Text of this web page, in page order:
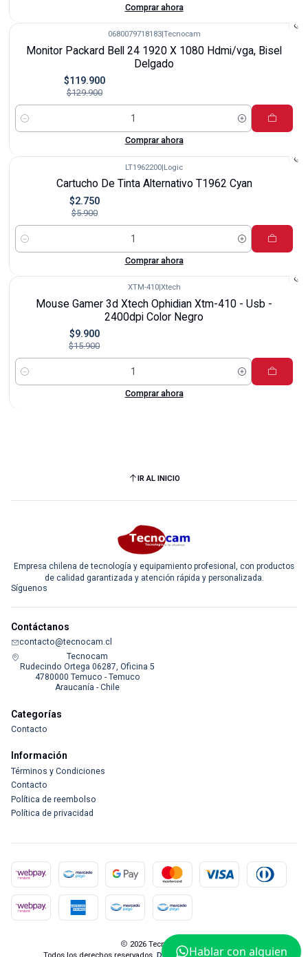
Comprar ahora
0680079718183| Tecnocam
Monitor Packard Bell 24 1920 X 1080 Hdmi/vga, Bisel
Delgado
$119.900
$129.900
Cantidad
Comprar ahora
LT1962200|Logic
Cartucho De Tinta Alternativo T1962 Cyan
$2.750
$5.900
Cantidad
Comprar ahora
XTM-410| Xtech
Mouse Gamer 3d Xtech Ophidian Xtm-410 - Usb -
2400dpi Color Negro
$9.900
$15.900
Cantidad
Comprar ahora
IR AL INICIO
Empresa chilena de tecnología y equipamiento profesional, con productos
de calidad garantizada y atención rápida y personalizada.
Síguenos
Contáctanos
contacto@tecnocam.cl
Tecnocam
Rudecindo Ortega 06287, Oficina 5
4780000 Temuco - Temuco
Araucanía - Chile
Categorías
Contacto
Información
Términos y Condiciones
Contacto
Política de reembolso
Política de privacidad
2026 Tecnocam.
Todos los derechos reservados. Desarrollado por Jumpseller.
Hablar con alguien